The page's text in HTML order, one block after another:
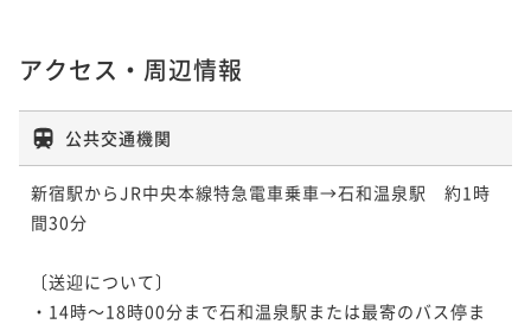
アクセス・周辺情報
公共交通機関
新宿駅からJR中央本線特急電車乗車→石和温泉駅　約1時
間30分
〔送迎について〕
・14時～18時00分まで石和温泉駅または最寄のバス停ま